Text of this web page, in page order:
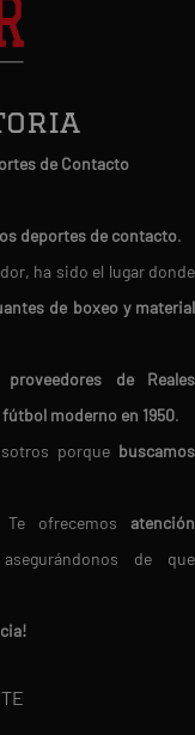
de Contacto
deportes de contacto.
ha sido el lugar donde
de boxeo y material
proveedores de Reales
moderno en 1950.
porque buscamos
ofrecemos atención
de que